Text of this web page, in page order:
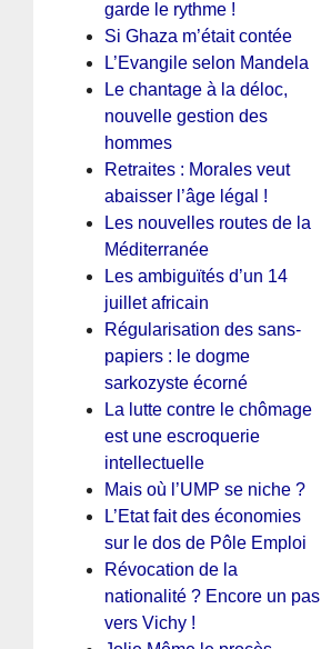
garde le rythme !
Si Ghaza m’était contée
L’Evangile selon Mandela
Le chantage à la déloc,
nouvelle gestion des
hommes
Retraites : Morales veut
abaisser l’âge légal !
Les nouvelles routes de la
Méditerranée
Les ambiguïtés d’un 14
juillet africain
Régularisation des sans-
papiers : le dogme
sarkozyste écorné
La lutte contre le chômage
est une escroquerie
intellectuelle
Mais où l’UMP se niche ?
L’Etat fait des économies
sur le dos de Pôle Emploi
Révocation de la
nationalité ? Encore un pas
vers Vichy !